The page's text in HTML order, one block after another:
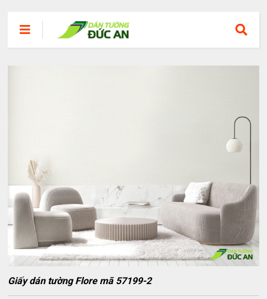
Giấy dán tường Flore mã 57199-2